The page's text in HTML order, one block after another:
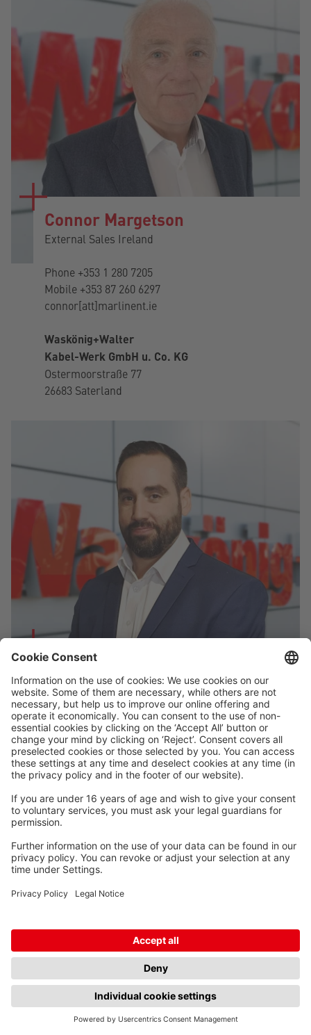
Connor Margetson
External Sales Ireland
Phone +353 1 280 7205
Mobile +353 87 260 6297
connor[att]marlinent.ie
Waskönig+Walter
Kabel-Werk GmbH u. Co. KG
Ostermoorstraße 77
26683 Saterland
James Bates
External Sales Great Britain
Phone+44 1925 747 606
Mobile+44 7535 446 656
james.bates[att]alliedconductors.co.uk
Waskönig+Walter
Kabel-Werk GmbH u. Co. KG
Ostermoorstraße 77
Sweden: